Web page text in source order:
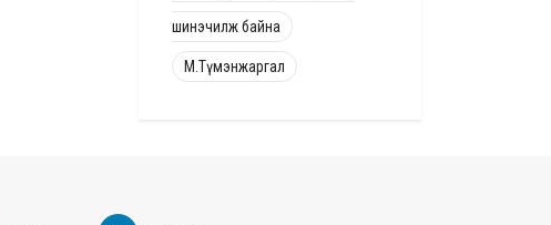
шинэчилж байна
М.Түмэнжаргал